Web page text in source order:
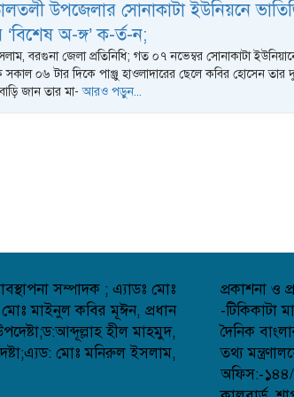
উপজেলার সোনাকাটা ইউনিয়নে
‘বিশেষ অ-ঙ্গ’ ক-র্ত-ন;
বরগুনা জেলা প্রতিনিধি; গত ০৭ নভেম্বর সোনাকাটা
সকাল ০৬ টার দিকে পাঞ্জু হাওলাদারের ছেলে কবির হোসেন তার
জান তার মা-আরও পড়ুন...
সম্পাদক ; এ্যাডঃ মোঃ
মাইনুল কবির মূঈন, প্রধান
হীল মাহমুদ,
মোঃ মনিরুল ইসলাম,
প্রকাশনা ও
-টিকিকাটা
দৈনিক
তথ্য
অফিস:-১৪৪/